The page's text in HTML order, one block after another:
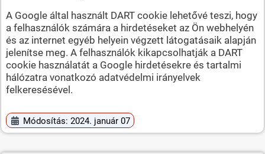
A Google által használt DART cookie lehetővé teszi, hogy
a felhasználók számára a hirdetéseket az Ön webhelyén
és az internet egyéb helyein végzett látogatásaik alapján
jelenítse meg. A felhasználók kikapcsolhatják a DART
cookie használatát a Google hirdetésekre és tartalmi
hálózatra vonatkozó adatvédelmi irányelvek
felkeresésével.
Módosítás: 2024. január 07